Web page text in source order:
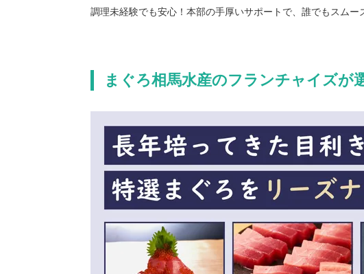
調理未経験でも安心！本部の手厚いサポートで、誰でもスムー
まぐろ相馬水産のフランチャイズが